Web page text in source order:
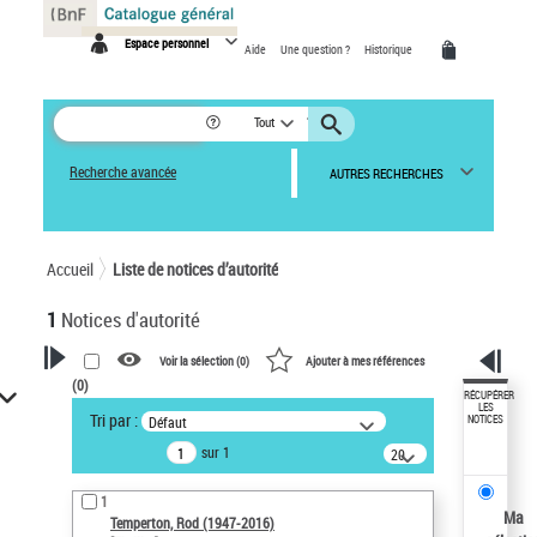
Espace personnel Aide Une question ? Historique
Tout
Recherche avancée AUTRES RECHERCHES
Accueil Liste de notices d’autorité
1 Notices d'autorité
VOTRE RECHERCHE
Recherche avancée dans les
notices d’autorité
Œuvres liées à l'auteur :
Temperton, Rod (1947-2016)
Voir la sélection (0) Ajouter à mes références
(0)
Tri par : Défaut
sur 1
20
résultats/page
1
Temperton, Rod (1947-2016)
RÉCUPÉRER
LES
NOTICES
Ma
Panneau de gestion des cookies